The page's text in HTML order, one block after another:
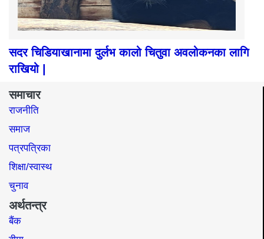
सदर चिडियाखानामा दुर्लभ कालो चितुवा अवलोकनका लागि
राखियो |
समाचार
राजनीति
समाज​
पत्रपत्रिका
शिक्षा/स्वास्थ
चुनाव
अर्थतन्त्र
बैंक